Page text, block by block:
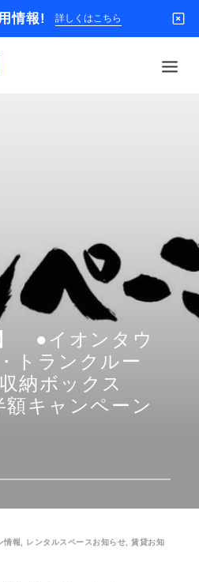
情報! 詳しくはこちら
閲覧履歴
】 ●イオンタウ
トランクルー
納ボックス
額キャンペーン
情報 レンタルスペースお知らせ
賃貸お知